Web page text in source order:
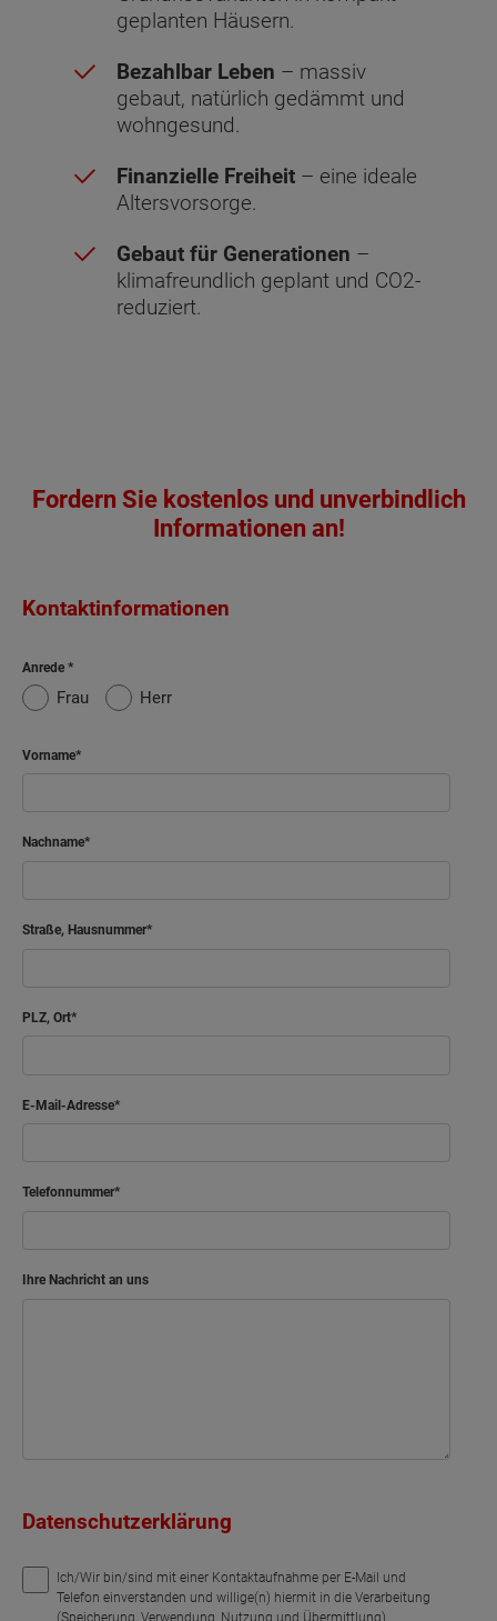
geplanten Häusern.
Bezahlbar Leben – massiv
gebaut, natürlich gedämmt und
wohngesund.
Finanzielle Freiheit – eine ideale
Altersvorsorge.
Gebaut für Generationen –
klimafreundlich geplant und CO2-
reduziert.
Fordern Sie kostenlos und unverbindlich
Informationen an!
Kontaktinformationen
Anrede
Frau Herr
Vorname
Nachname
Straße, Hausnummer
PLZ, Ort
E-Mail-Adresse
Telefonnummer
Ihre Nachricht an uns
Datenschutzerklärung
Ich/Wir bin/sind mit einer Kontaktaufnahme per E-Mail und
Telefon einverstanden und willige(n) hiermit in die Verarbeitung
(Speicherung, Verwendung, Nutzung und Übermittlung)